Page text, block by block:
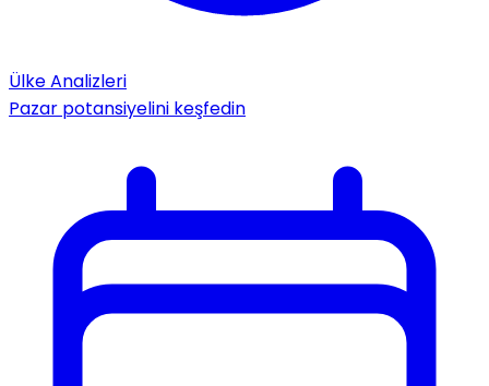
Ülke Analizleri
Pazar potansiyelini keşfedin